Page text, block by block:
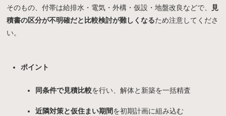
そのもの、付帯は給排水・電気・外構・仮設・地盤改良などで、
見
積書の区分が不明確だと比較検討が難しくなるため注意してくださ
い。
ポイント
同条件で見積比較を行い、解体と新築を一括精査
近隣対策と仮住まい期間を初期計画に組み込む